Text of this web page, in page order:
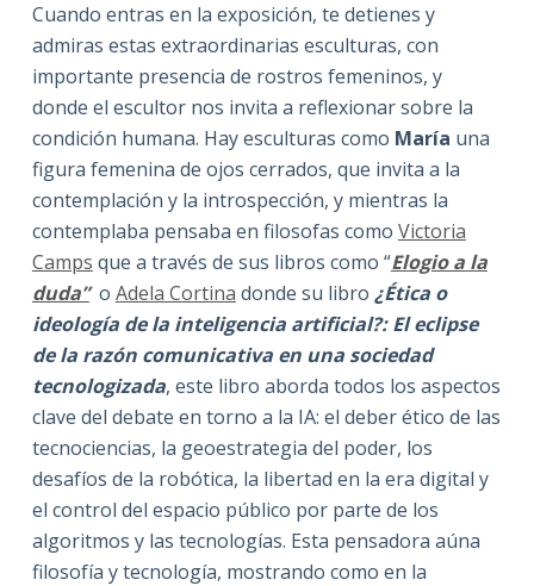
Cuando entras en la exposición, te detienes y
admiras estas extraordinarias esculturas, con
importante presencia de rostros femeninos, y
donde el escultor nos invita a reflexionar sobre la
condición humana. Hay esculturas como María una
figura femenina de ojos cerrados, que invita a la
contemplación y la introspección, y mientras la
contemplaba pensaba en filosofas como Victoria
Camps que a través de sus libros como “Elogio a la
duda”o Adela Cortina donde su libro ¿Ética o
ideología de la inteligencia artificial?: El eclipse
de la razón comunicativa en una sociedad
tecnologizada, este libro aborda todos los aspectos
clave del debate en torno a la IA: el deber ético de las
tecnociencias, la geoestrategia del poder, los
desafíos de la robótica, la libertad en la era digital y
el control del espacio público por parte de los
algoritmos y las tecnologías. Esta pensadora aúna
filosofía y tecnología, mostrando como en la